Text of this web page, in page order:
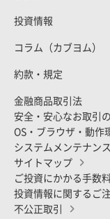
投資情報
コラム（カブヨム）
約款・規定
金融商品取引法
安全・安心なお取引
OS・ブラウザ・動作
システムメンテナン
サイトマップ
ご投資にかかる手数
投資情報に関するご
不公正取引